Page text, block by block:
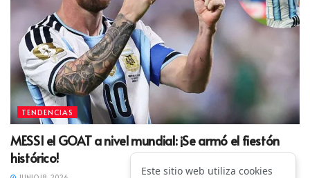
TENDENCIAS
MESSI el GOAT a nivel mundial: ¡Se armó el fiestón
histórico!
Este sitio web utiliza cookies